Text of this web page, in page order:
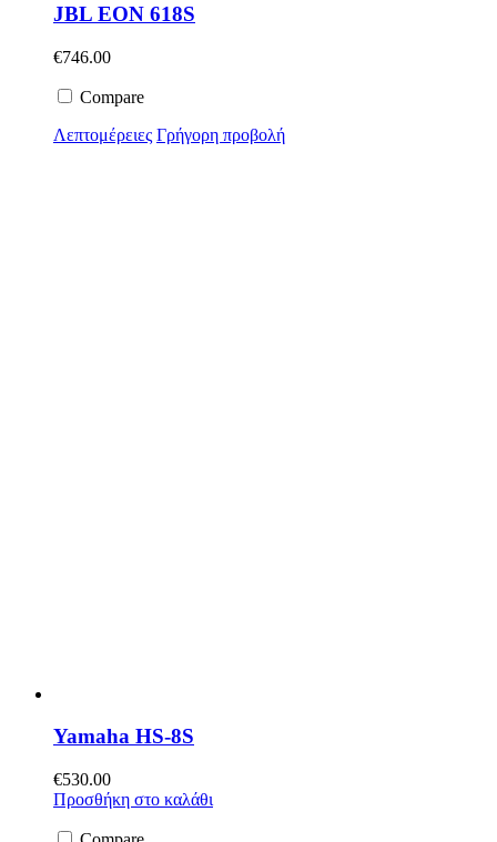
JBL EON 618S
€746.00
Compare
Λεπτομέρειες Γρήγορη προβολή
Yamaha HS-8S
€530.00
Προσθήκη στο καλάθι